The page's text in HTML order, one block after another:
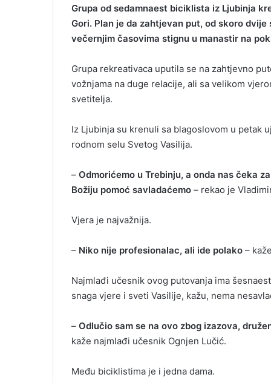
Grupa od sedamnaest biciklista iz Ljubinja
Gori. Plan je da zahtjevan put, od skoro
večernjim časovima stignu u manastir na
Grupa rekreativaca uputila se na zahtjevno
vožnjama na duge relacije, ali sa velikom
svetitelja.
Iz Ljubinja su krenuli sa blagoslovom u petak
rodnom selu Svetog Vasilija.
– Odmorićemo u Trebinju, a onda nas čeka
Božiju pomoć savladaćemo – rekao je
Vjera je najvažnija.
– Niko nije profesionalac, ali ide polako –
Najmlađi učesnik ovog putovanja ima
snaga vjere i sveti Vasilije, kažu, nema
– Odlučio sam se na ovo zbog izazova,
kaže najmlađi učesnik Ognjen Lučić.
Među biciklistima je i jedna dama.